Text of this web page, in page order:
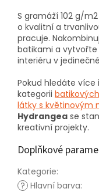
S gramáží 102 g/
o kvalitní a
pracuje.
batikami a vytvořte
interiéru v
Pokud hledáte
kategorii
látky s květinovým
Hydrangea se
kreativní projekty.
Doplňkové
Kategorie:
? Hlavní barva: